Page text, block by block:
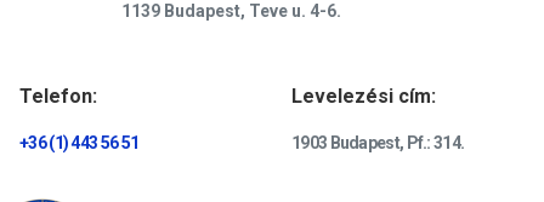
1139 Budapest, Teve u. 4-6.
Telefon:
+36 (1) 443 56 51
Levelezési cím:
1903 Budapest, Pf.: 314.